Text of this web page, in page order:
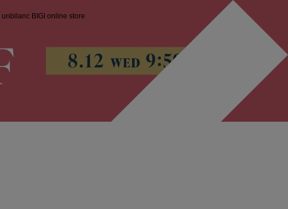
unbilanc BIGI online store